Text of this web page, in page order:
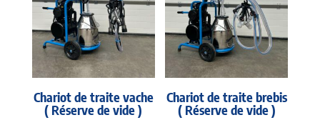
Chariot de traite vache
( Réserve de vide )
Chariot de traite brebis
( Réserve de vide )